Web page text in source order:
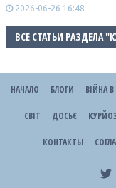
2026-06-26 16:48
ВСЕ СТАТЬИ РАЗДЕЛА
НАЧАЛО БЛОГИ ВІЙНА В
СВІТ ДОСЬЄ
КОНТАКТЫ